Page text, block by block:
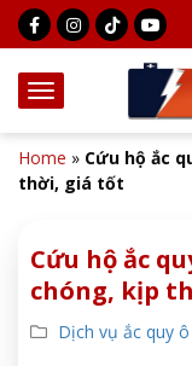
Home » Cứu hộ ắc
thời, giá tốt
Cứu hộ ắc
chóng, kịp
Dịch vụ ắc quy